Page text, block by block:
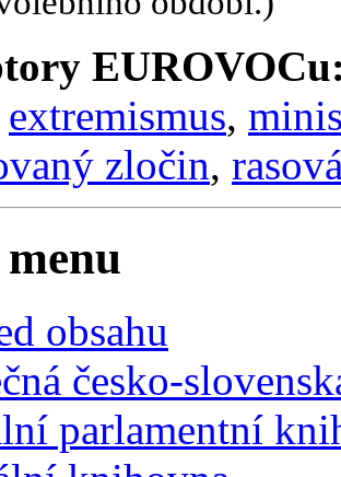
extremismus,
zločin,
obsahu
česko-
parlamentní